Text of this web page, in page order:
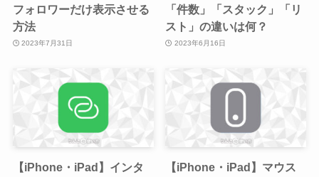
フォロワーだけ表示させる
方法
2023年7月31日
「件数」「スタック」「リ
スト」の違いは何？
2023年6月16日
【iPhone・iPad】インタ
【iPhone・iPad】マウス